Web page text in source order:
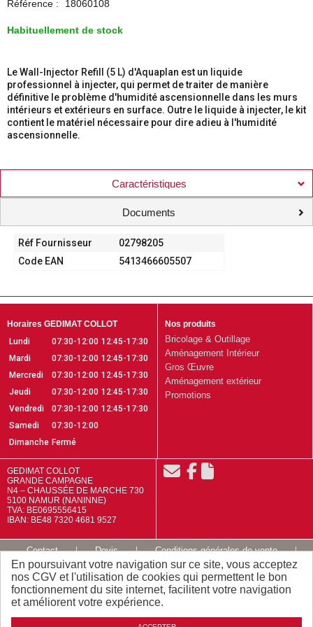
En poursuivant votre navigation sur ce site, vous acceptez
nos CGV et l'utilisation de cookies qui permettent le bon
fonctionnement du site internet, facilitent votre navigation
et améliorent votre expérience.
Référence : 18060108
Habituellement de stock
Le Wall-Injector Refill (5 L) d'Aquaplan est un liquide
professionnel à injecter, qui permet de traiter de manière
définitive le problème d'humidité ascensionnelle dans les murs
intérieurs et extérieurs en surface. Outre le liquide à injecter, le kit
contient le matériel nécessaire pour dire adieu à l'humidité
ascensionnelle.
113,04€TTC / P
Quantité
Caractéristiques
Documents
Réf Fournisseur
02798205
Code EAN
5413466605507
Horaires GEDIMAT COLLOT
Lundi
07:30-12:00 12:45-17:30
Mardi
07:30-12:00 12:45-17:30
Mercredi
07:30-12:00 12:45-17:30
Jeudi
07:30-12:00 12:45-17:30
Vendredi
07:30-12:00 12:45-17:30
Samedi
07:30-12:00
Dimanche Fermé
Nos produits
Bricolage & Outillage
Aménagement Intérieur
Gros Œuvre
Aménagement extérieur
Promotions
GEDIMAT COLLOT
GRANDE CAMPAGNE
N4 – CHAUSSÉE DE MARCHE 730
5100 NAMUR (NANINNE)
TVA: BE0695556415
IBAN: BE48 7320 4681 9527
Contact Devis
Conditions générales de vente
Mentions légales
Plan du site